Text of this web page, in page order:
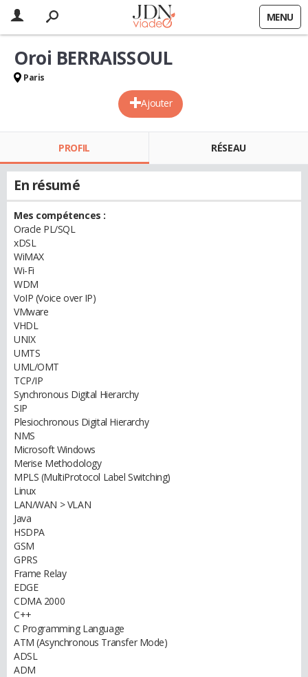
MENU
Ajouter
Oroi BERRAISSOUL
Paris
PROFIL RÉSEAU
En résumé
Mes compétences :
Oracle PL/SQL
xDSL
WiMAX
Wi-Fi
WDM
VoIP (Voice over IP)
VMware
VHDL
UNIX
UMTS
UML/OMT
TCP/IP
Synchronous Digital Hierarchy
SIP
Plesiochronous Digital Hierarchy
NMS
Microsoft Windows
Merise Methodology
MPLS (MultiProtocol Label Switching)
Linux
LAN/WAN > VLAN
Java
HSDPA
GSM
GPRS
Frame Relay
EDGE
CDMA 2000
C++
C Programming Language
ATM (Asynchronous Transfer Mode)
ADSL
ADM